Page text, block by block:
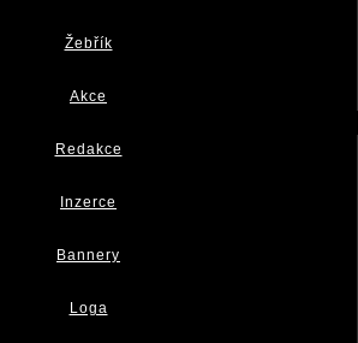
Žebřík
Akce
Redakce
Inzerce
Bannery
Loga